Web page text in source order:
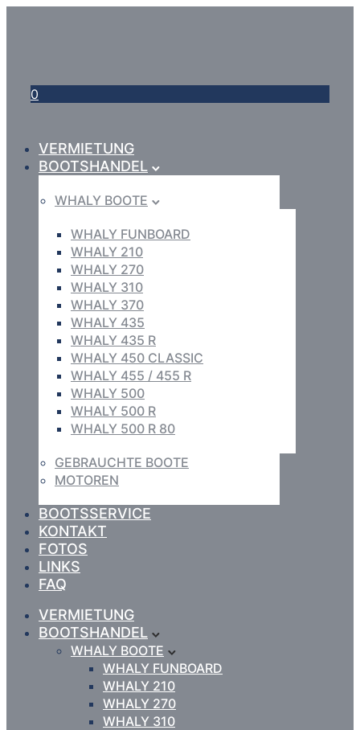
0
VERMIETUNG
BOOTSHANDEL
WHALY BOOTE
WHALY FUNBOARD
WHALY 210
WHALY 270
WHALY 310
WHALY 370
WHALY 435
WHALY 435 R
WHALY 450 CLASSIC
WHALY 455 / 455 R
WHALY 500
WHALY 500 R
WHALY 500 R 80
GEBRAUCHTE BOOTE
MOTOREN
BOOTSSERVICE
KONTAKT
FOTOS
LINKS
FAQ
VERMIETUNG
BOOTSHANDEL
WHALY BOOTE
WHALY FUNBOARD
WHALY 210
WHALY 270
WHALY 310